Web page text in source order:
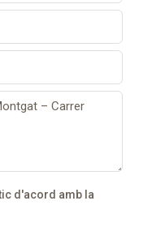
d'acord amb la